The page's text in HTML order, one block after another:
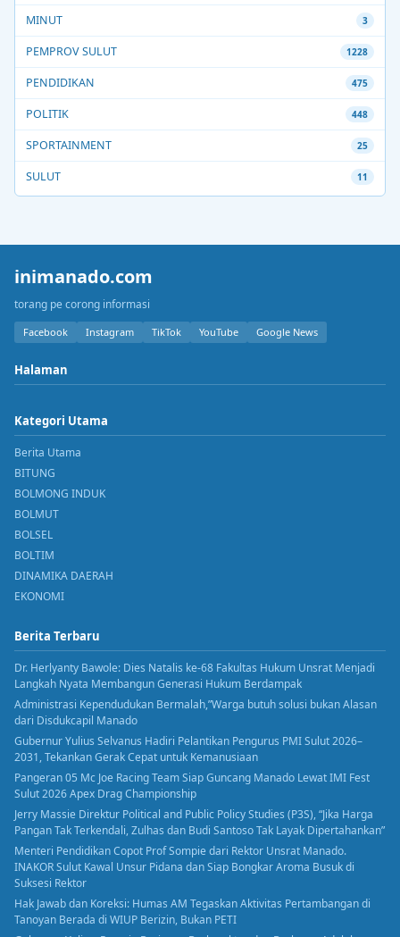
MINUT 3
PEMPROV SULUT 1228
PENDIDIKAN 475
POLITIK 448
SPORTAINMENT 25
SULUT 11
inimanado.com
torang pe corong informasi
Facebook Instagram TikTok YouTube Google News
Halaman
Kategori Utama
Berita Utama
BITUNG
BOLMONG INDUK
BOLMUT
BOLSEL
BOLTIM
DINAMIKA DAERAH
EKONOMI
Berita Terbaru
Dr. Herlyanty Bawole: Dies Natalis ke-68 Fakultas Hukum Unsrat Menjadi
Langkah Nyata Membangun Generasi Hukum Berdampak
Administrasi Kependudukan Bermalah,”Warga butuh solusi bukan Alasan
dari Disdukcapil Manado
Gubernur Yulius Selvanus Hadiri Pelantikan Pengurus PMI Sulut 2026–
2031, Tekankan Gerak Cepat untuk Kemanusiaan
Pangeran 05 Mc Joe Racing Team Siap Guncang Manado Lewat IMI Fest
Sulut 2026 Apex Drag Championship
Jerry Massie Direktur Political and Public Policy Studies (P3S), “Jika Harga
Pangan Tak Terkendali, Zulhas dan Budi Santoso Tak Layak Dipertahankan”
Menteri Pendidikan Copot Prof Sompie dari Rektor Unsrat Manado.
INAKOR Sulut Kawal Unsur Pidana dan Siap Bongkar Aroma Busuk di
Suksesi Rektor
Hak Jawab dan Koreksi: Humas AM Tegaskan Aktivitas Pertambangan di
Tanoyan Berada di WIUP Berizin, Bukan PETI